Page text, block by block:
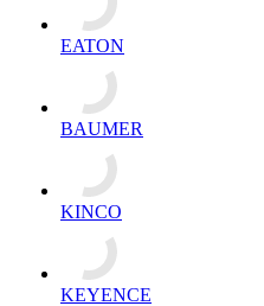
EATON
BAUMER
KINCO
KEYENCE